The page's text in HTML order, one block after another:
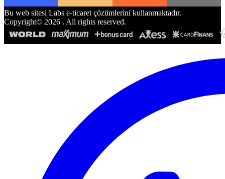
Bu web sitesi Labs e-ticaret çözümlerini kullanmaktadır.
Copyright© 2026 . All rights reserved.